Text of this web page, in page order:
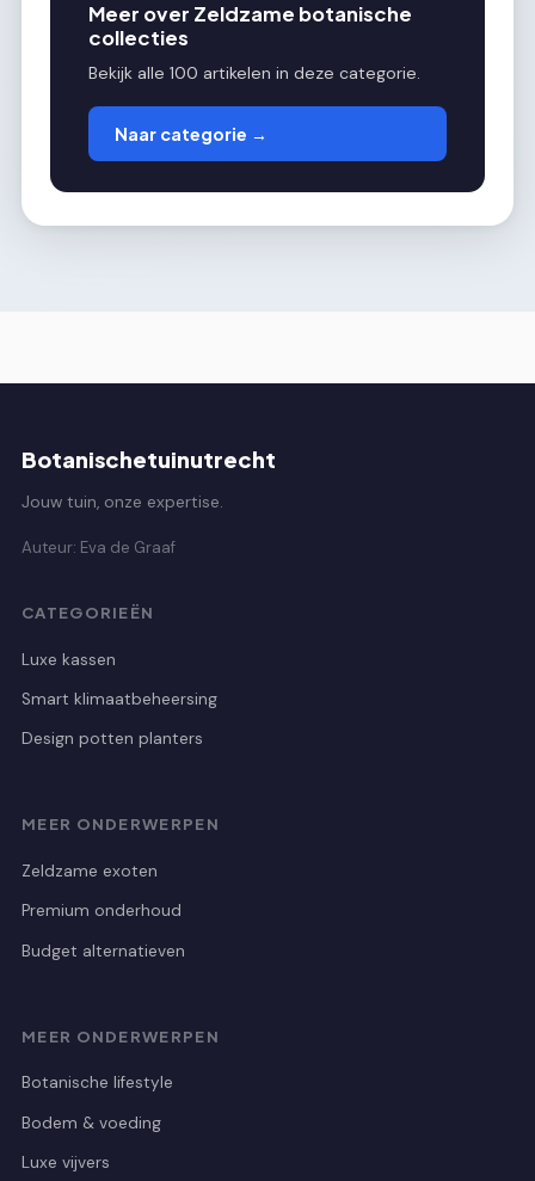
Meer over Zeldzame botanische
collecties
Bekijk alle 100 artikelen in deze categorie.
Naar categorie →
Botanischetuinutrecht
Jouw tuin, onze expertise.
Auteur: Eva de Graaf
CATEGORIEËN
Luxe kassen
Smart klimaatbeheersing
Design potten planters
MEER ONDERWERPEN
Zeldzame exoten
Premium onderhoud
Budget alternatieven
MEER ONDERWERPEN
Botanische lifestyle
Bodem & voeding
Luxe vijvers